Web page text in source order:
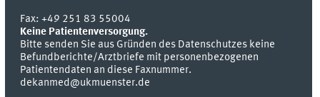
Fax:+49 251 83 55004
Keine Patientenversorgung.
Bitte senden Sie aus Gründen des Datenschutzes keine
Befundberichte/Arztbriefe mit personenbezogenen
Patientendaten an diese Faxnummer.
dekanmed@ukmuenster.de